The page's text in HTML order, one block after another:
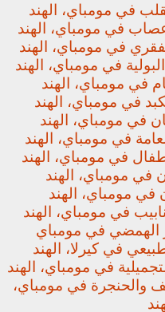
في مومباي، الهند
في مومباي، الهند
في مومباي، الهند
في مومباي، الهند
في مومباي، الهند
في مومباي، الهند
في مومباي، الهند
في مومباي، الهند
في مومباي، الهند
في مومباي، الهند
في مومباي، الهند
في مومباي، الهند
الهمضي في مومباي
في كيرلا، الهند
في مومباي، الهند
والحنجرة في مومباي،